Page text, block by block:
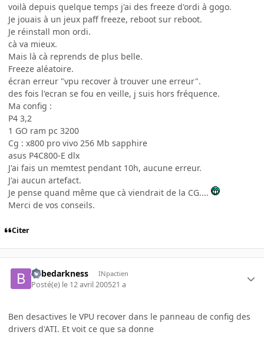
voilà depuis quelque temps j'ai des freeze d'ordi à gogo.
Je jouais à un jeux paff freeze, reboot sur reboot.
Je réinstall mon ordi.
cà va mieux.
Mais là cà reprends de plus belle.
Freeze aléatoire.
écran erreur "vpu recover à trouver une erreur".
des fois l'ecran se fou en veille, j suis hors fréquence.
Ma config :
P4 3,2
1 GO ram pc 3200
Cg : x800 pro vivo 256 Mb sapphire
asus P4C800-E dlx
J'ai fais un memtest pendant 10h, aucune erreur.
J'ai aucun artefact.
Je pense quand même que cà viendrait de la CG....
Merci de vos conseils.
Citer
bebedarkness INpactien
Posté(e) le 12 avril 200521 a
Ben desactives le VPU recover dans le panneau de config des
drivers d'ATI. Et voit ce que sa donne